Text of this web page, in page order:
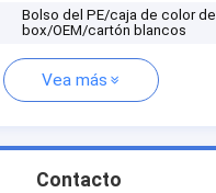
Bolso del PE/caja de color de
box/OEM/cartón blancos
Vea más
Contacto